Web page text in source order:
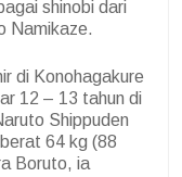
shinobi dari
Namikaze.
di Konohagakure
12 – 13 tahun di
Shippuden
64 kg (88
Boruto, ia